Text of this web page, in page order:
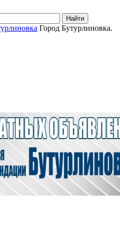
Найти
Город Бутурлиновка.